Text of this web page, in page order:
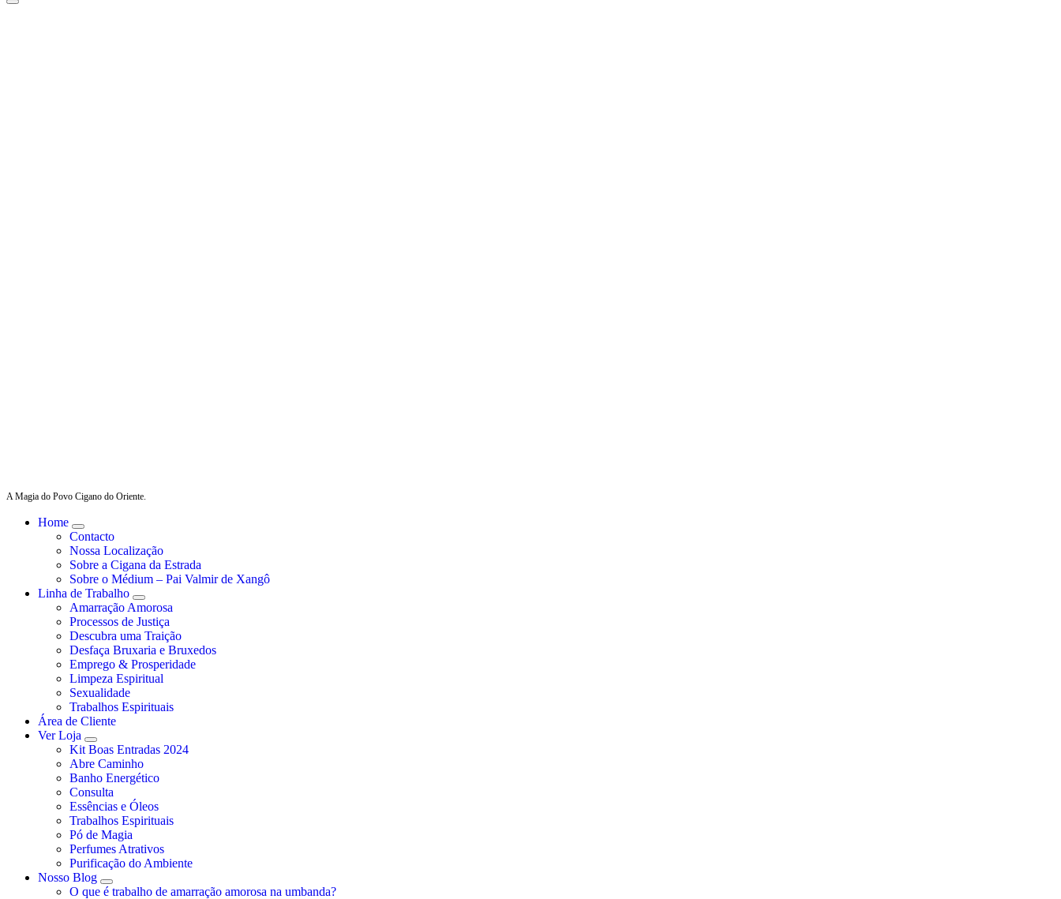
A Magia do Povo Cigano do Oriente.
Home
Contacto
Nossa Localização
Sobre a Cigana da Estrada
Sobre o Médium – Pai Valmir de Xangô
Linha de Trabalho
Amarração Amorosa
Processos de Justiça
Descubra uma Traição
Desfaça Bruxaria e Bruxedos
Emprego & Prosperidade
Limpeza Espiritual
Sexualidade
Trabalhos Espirituais
Área de Cliente
Ver Loja
Kit Boas Entradas 2024
Abre Caminho
Banho Energético
Consulta
Essências e Óleos
Trabalhos Espirituais
Pó de Magia
Perfumes Atrativos
Purificação do Ambiente
Nosso Blog
O que é trabalho de amarração amorosa na umbanda?